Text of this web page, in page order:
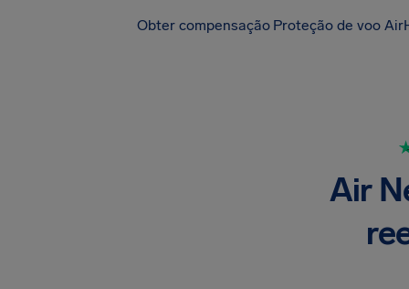
Obter compensação Proteção de voo
Air